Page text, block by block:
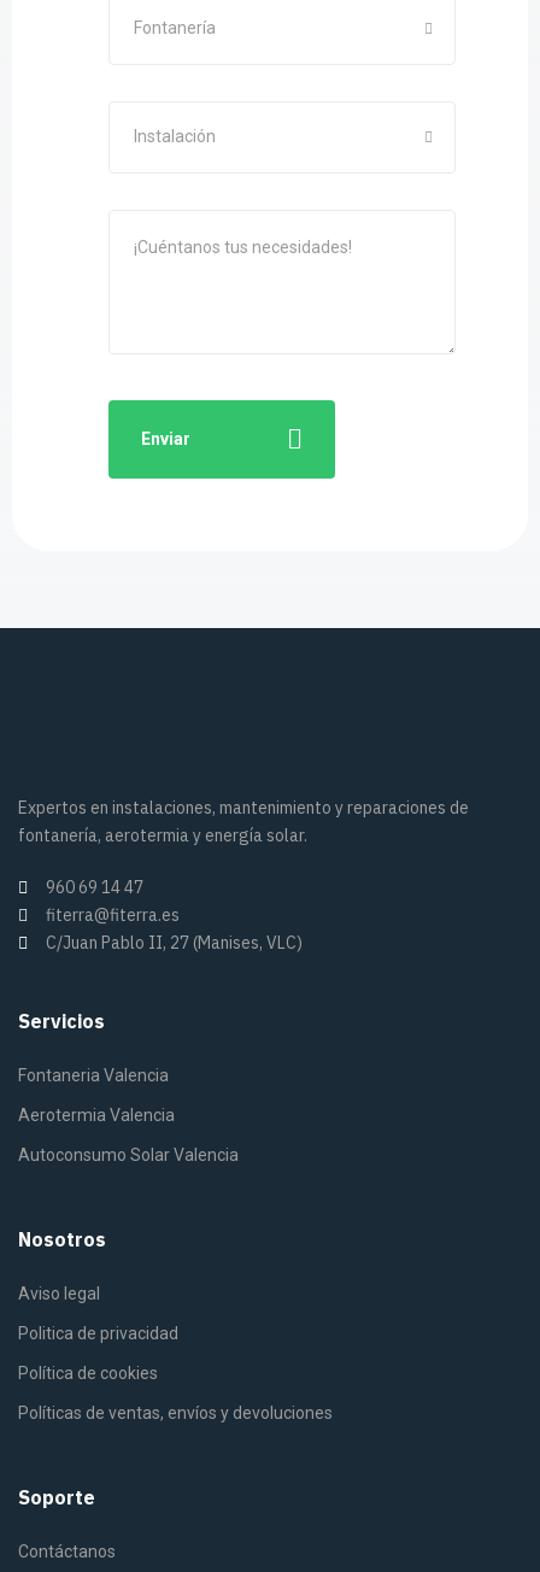
Fontanería
Instalación
Enviar
Expertos en instalaciones, mantenimiento y reparaciones de
fontanería, aerotermia y energía solar.
960 69 14 47
fiterra@fiterra.es
C/Juan Pablo II, 27 (Manises, VLC)
Servicios
Fontaneria Valencia
Aerotermia Valencia
Autoconsumo Solar Valencia
Nosotros
Aviso legal
Politica de privacidad
Política de cookies
Políticas de ventas, envíos y devoluciones
Soporte
Contáctanos